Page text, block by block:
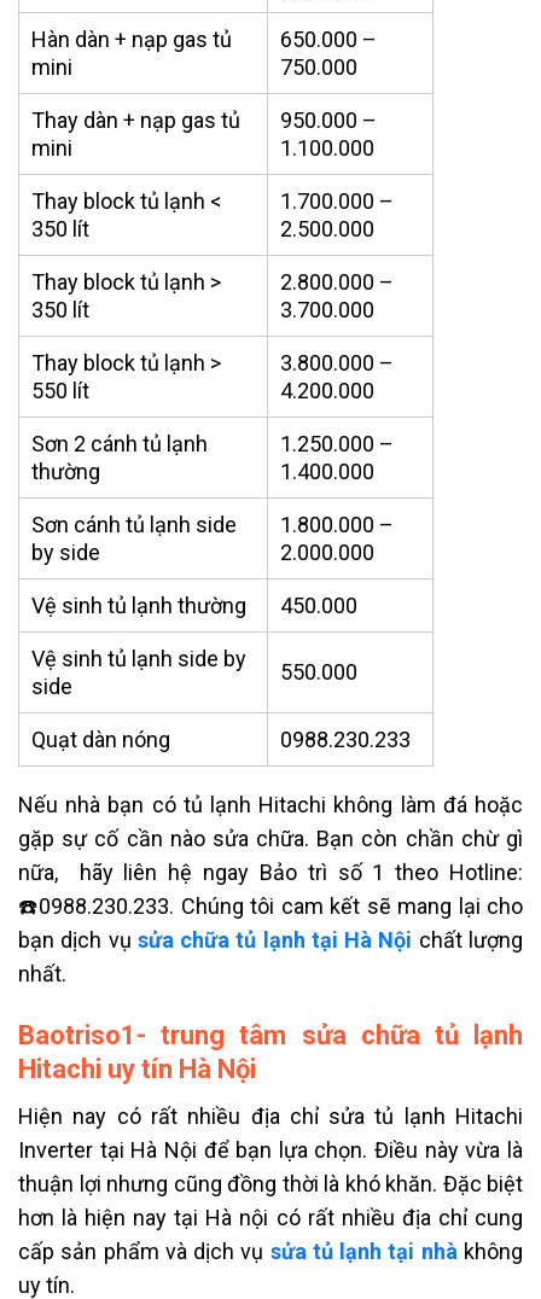
Hàn dàn + nạp gas tủ
mini
650.000 –
750.000
Thay dàn + nạp gas tủ
mini
950.000 –
1.100.000
Thay block tủ lạnh <
350 lít
1.700.000 –
2.500.000
Thay block tủ lạnh >
350 lít
2.800.000 –
3.700.000
Thay block tủ lạnh >
550 lít
3.800.000 –
4.200.000
Sơn 2 cánh tủ lạnh
thường
1.250.000 –
1.400.000
Sơn cánh tủ lạnh side
by side
1.800.000 –
2.000.000
Vệ sinh tủ lạnh thường 450.000
Vệ sinh tủ lạnh side by
side
550.000
Quạt dàn nóng 0988.230.233
Nếu nhà bạn có tủ lạnh Hitachi không làm đá hoặc
gặp sự cố cần nào sửa chữa. Bạn còn chần chừ gì
nữa, hãy liên hệ ngay Bảo trì số 1 theo Hotline:
☎️0988.230.233. Chúng tôi cam kết sẽ mang lại cho
bạn dịch vụ sửa chữa tủ lạnh tại Hà Nội chất lượng
nhất.
Baotriso1- trung tâm sửa chữa tủ lạnh
Hitachi uy tín Hà Nội
Hiện nay có rất nhiều địa chỉ sửa tủ lạnh Hitachi
Inverter tại Hà Nội để bạn lựa chọn. Điều này vừa là
thuận lợi nhưng cũng đồng thời là khó khăn. Đặc biệt
hơn là hiện nay tại Hà nội có rất nhiều địa chỉ cung
cấp sản phẩm và dịch vụ sửa tủ lạnh tại nhà không
uy tín.